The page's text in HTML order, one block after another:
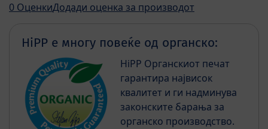
0 ОценкиДодади оценка за производот
HiPP е многу повеќе од органско:
HiPP Органскиот печат
гарантира највисок
квалитет и ги надминува
законските барања за
органско производство.